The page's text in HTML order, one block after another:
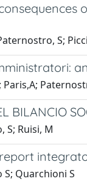
S;
BILANCIO
S; Ruisi, M
Quarchioni S